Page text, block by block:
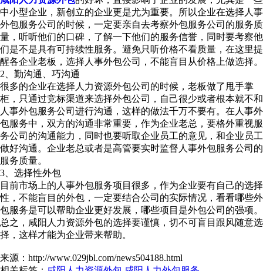
中小型企业，新创立的企业更是尤为重要。所以企业在选择人事
外包服务公司的时候，一定要亲自去考察外包服务公司的服务质
量，听听他们的口碑，了解一下他们的服务信誉，同时要考察他
们是不是具有可持续性服务。避免只听价格不看质量，在这里提
醒各企业老板，选择人事外包公司，不能盲目从价格上做选择。
2、勤沟通、巧沟通
很多的企业在选择人力资源外包公司的时候，老板做了甩手掌
柜，只通过竞标渠道来选择外包公司，自己很少或者根本就不和
人事外包服务公司进行沟通，这样的做法千万不要有。在人事外
包服务中，双方的沟通非常重要，作为企业老总，要格外重视服
务公司的沟通能力，同时也要听取企业员工的意见，和企业员工
做好沟通。企业老总或者是高管要实时监督人事外包服务公司的
服务质量。
3、选择性外包
目前市场上的人事外包服务项目很多，作为企业要有自己的选择
性，不能盲目的外包，一定要结合公司的实际情况，看看哪些外
包服务是可以帮助企业更好发展，哪些项目是外包公司的强项。
总之，咸阳人力资源外包的选择要谨慎，切不可盲目跟风随意选
择，这样才能为企业带来帮助。
来源：http://www.029jbl.com/news504188.html